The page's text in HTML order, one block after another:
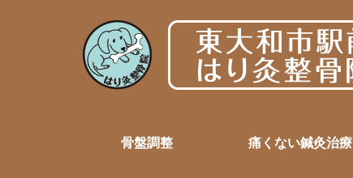
骨盤調整 痛くない鍼灸治療